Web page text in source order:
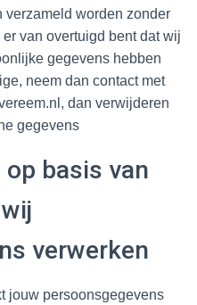
verzameld worden zonder
van overtuigd bent dat wij
gegevens hebben
neem dan contact met
dan verwijderen
gegevens
basis van
verwerken
jouw persoonsgegevens